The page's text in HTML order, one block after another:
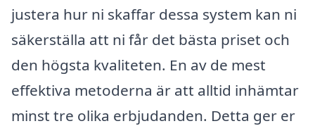
justera hur ni skaffar dessa system kan ni
säkerställa att ni får det bästa priset och
den högsta kvaliteten. En av de mest
effektiva metoderna är att alltid inhämtar
minst tre olika erbjudanden. Detta ger er